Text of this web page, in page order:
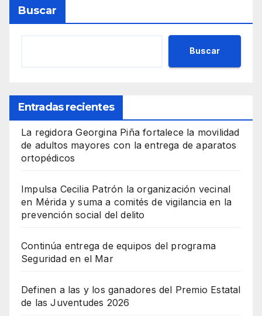
Buscar
Buscar
Entradas recientes
La regidora Georgina Piña fortalece la movilidad
de adultos mayores con la entrega de aparatos
ortopédicos
Impulsa Cecilia Patrón la organización vecinal
en Mérida y suma a comités de vigilancia en la
prevención social del delito
Continúa entrega de equipos del programa
Seguridad en el Mar
Definen a las y los ganadores del Premio Estatal
de las Juventudes 2026